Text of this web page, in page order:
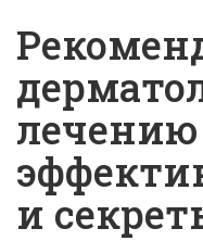
лечению
и